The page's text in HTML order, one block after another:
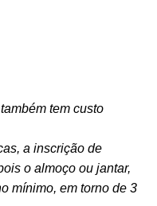
tem custo
a inscrição de
o almoço ou jantar,
mínimo, em torno de 3